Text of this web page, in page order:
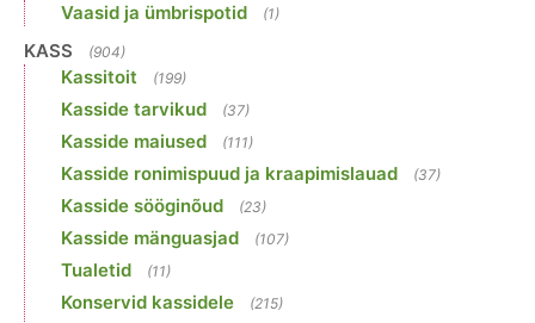
Vaasid ja ümbrispotid (1)
KASS (904)
Kassitoit (199)
Kasside tarvikud (37)
Kasside maiused (111)
Kasside ronimispuud ja kraapimislauad (37)
Kasside sööginõud (23)
Kasside mänguasjad (107)
Tualetid (11)
Konservid kassidele (215)